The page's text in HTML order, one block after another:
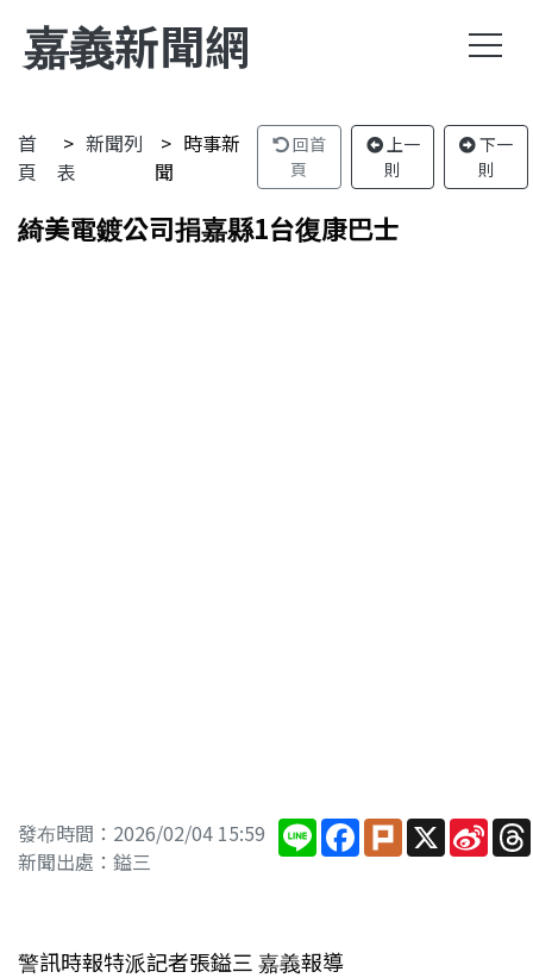
嘉義新聞網
首
頁
新聞列
表
時事新
聞
回首
頁
上一
則
下一
則
綺美電鍍公司捐嘉縣1台復康巴士
發布時間：2026/02/04 15:59
新聞出處：鎰三
Line Facebook
PlurkX Sina
警訊時報特派記者張鎰三 嘉義報導